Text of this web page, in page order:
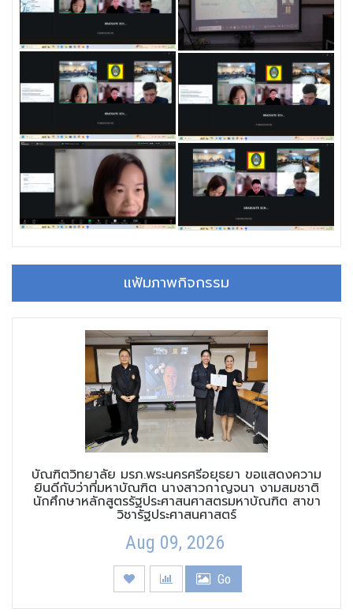
แฟ้มภาพกิจกรรม
บัณฑิตวิทยาลัย มรภ.พระนครศรีอยุธยา ขอแสดงความ
ยินดีกับว่าที่มหาบัณฑิต นางสาวกาญจนา งามสมชาติ
นักศึกษาหลักสูตรรัฐประศาสนศาสตรมหาบัณฑิต สาขา
วิชารัฐประศาสนศาสตร์
Aug 09, 2026
Go